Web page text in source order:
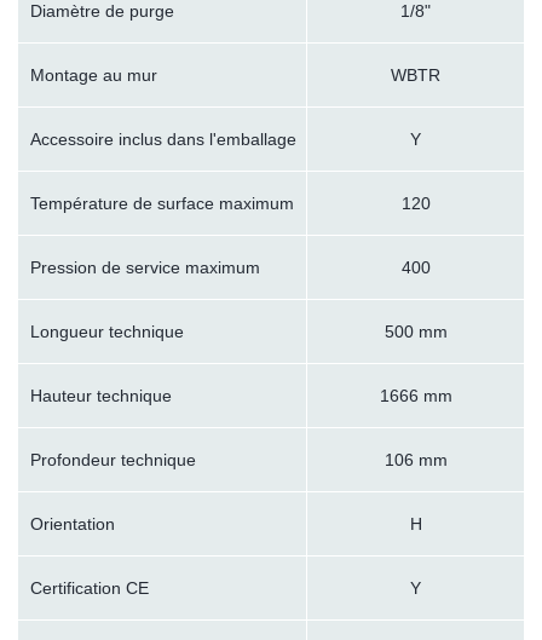
Diamètre de purge 1/8"
Montage au mur WBTR
Accessoire inclus dans l'emballage Y
Température de surface maximum 120
Pression de service maximum 400
Longueur technique 500 mm
Hauteur technique 1666 mm
Profondeur technique 106 mm
Orientation H
Certification CE Y